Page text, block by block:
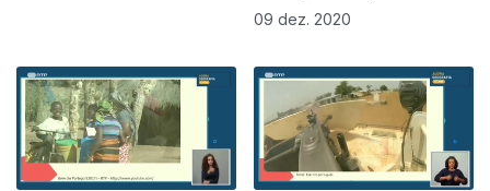
09 dez. 2020